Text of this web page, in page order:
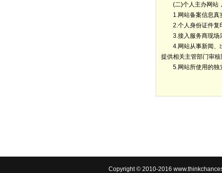
(二)个人主办网站，
1.网站备案信息真
2.个人身份证件复印
3.接入服务商现场
4.网站从事新闻、出
提供相关主管部门审
5.网站所使用的独
Copyright © 2010-2016